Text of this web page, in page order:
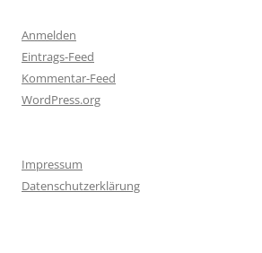
Anmelden
Eintrags-Feed
Kommentar-Feed
WordPress.org
Impressum
Datenschutzerklärung